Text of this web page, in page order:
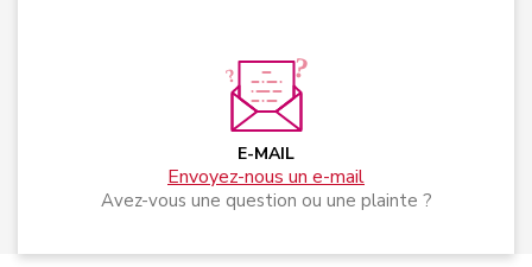
E-MAIL
Envoyez-nous un e-mail
Avez-vous une question ou une plainte ?